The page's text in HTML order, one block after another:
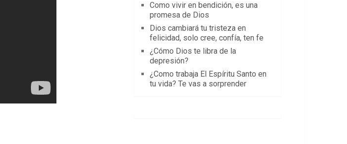
Como vivir en bendición, es una
promesa de Dios
Dios cambiará tu tristeza en
felicidad, solo cree, confía, ten fe
¿Cómo Dios te libra de la
depresión?
¿Como trabaja El Espíritu Santo en
tu vida? Te vas a sorprender